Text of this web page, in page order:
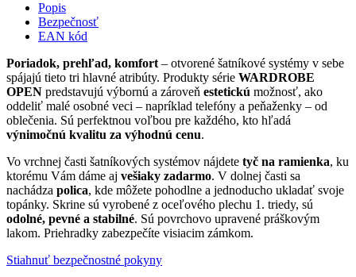
Popis
Bezpečnosť
EAN kód
Poriadok, prehľad, komfort – otvorené šatníkové systémy v sebe
spájajú tieto tri hlavné atribúty. Produkty série WARDROBE
OPEN predstavujú výbornú a zároveň estetickú možnosť, ako
oddeliť malé osobné veci – napríklad telefóny a peňaženky – od
oblečenia. Sú perfektnou voľbou pre každého, kto hľadá
výnimočnú kvalitu za výhodnú cenu.
Vo vrchnej časti šatníkových systémov nájdete tyč na ramienka, ku
ktorému Vám dáme aj vešiaky zadarmo. V dolnej časti sa
nachádza polica, kde môžete pohodlne a jednoducho ukladať svoje
topánky. Skrine sú vyrobené z oceľového plechu 1. triedy, sú
odolné, pevné a stabilné. Sú povrchovo upravené práškovým
lakom. Priehradky zabezpečíte visiacim zámkom.
Stiahnuť bezpečnostné pokyny